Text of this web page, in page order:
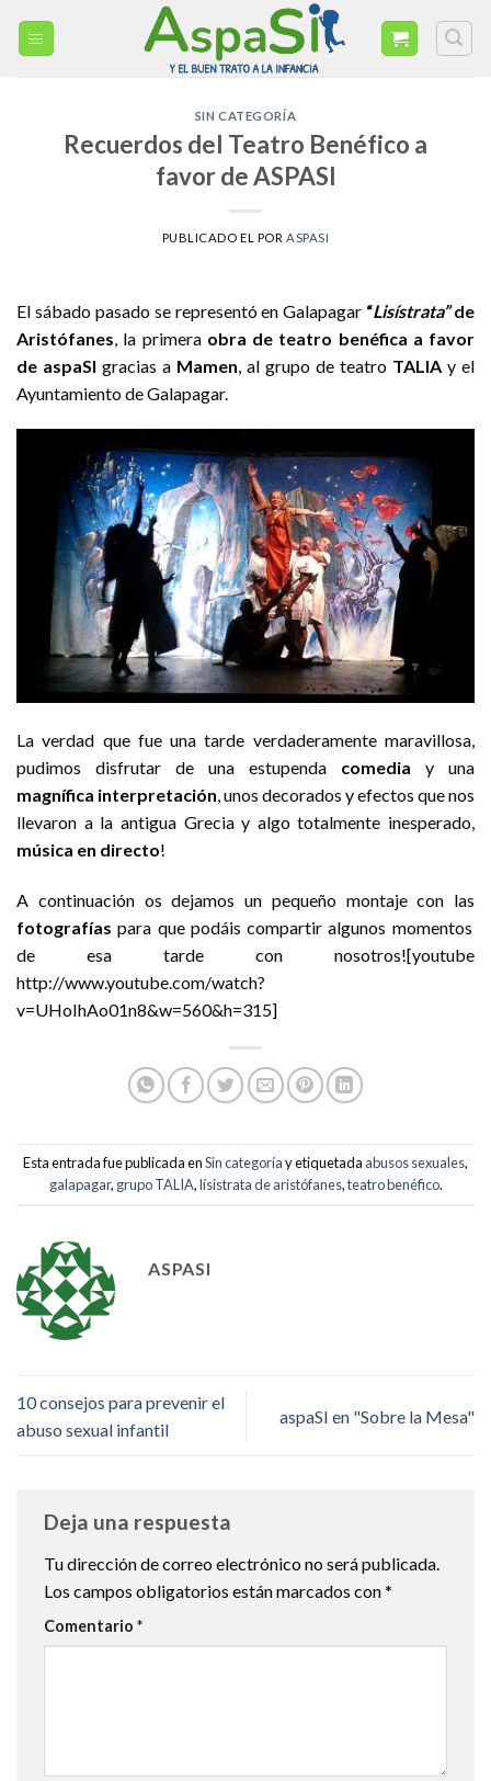
SIN CATEGORÍA
Recuerdos del Teatro Benéfico a
favor de ASPASI
PUBLICADO EL POR ASPASI
El sábado pasado se representó en Galapagar “Lisístrata”de
Aristófanes , la primera obra de teatro benéfica a favor
de aspaSI gracias a Mamen , al grupo de teatro TALIA y el
Ayuntamiento de Galapagar.
La verdad que fue una tarde verdaderamente maravillosa,
pudimos disfrutar de una estupenda comedia y una
magnífica interpretación, unos decorados y efectos que nos
llevaron a la antigua Grecia y algo totalmente inesperado,
música en directo!
A continuación os dejamos un pequeño montaje con las
fotografías para que podáis compartir algunos momentos
de esa tarde con nosotros![youtube
http://www.youtube.com/watch?
v=UHoIhAo01n8&w=560&h=315]
Esta entrada fue publicada enSin categoríay etiquetada abusos sexuales,
galapagar, grupo TALIA,lísistrata de aristófanes,teatro benéfico.
ASPASI
10 consejos para prevenir el
abuso sexual infantil
aspaSI en "Sobre la Mesa"
Deja una respuesta
Tu dirección de correo electrónico no será publicada.
Los campos obligatorios están marcados con*
Comentario *